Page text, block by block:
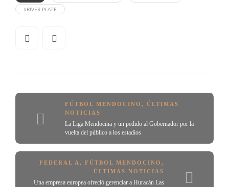
#RIVER PLATE
FÚTBOL MENDOCINO , ÚLTIMAS
NOTICIAS
La Liga Mendocina y un pedido al Gobernador por la
vuelta del público a los estadios
FEDERAL A , FÚTBOL MENDOCINO ,
ÚLTIMAS NOTICIAS
Una empresa europea ofreció gerenciar a Huracán Las